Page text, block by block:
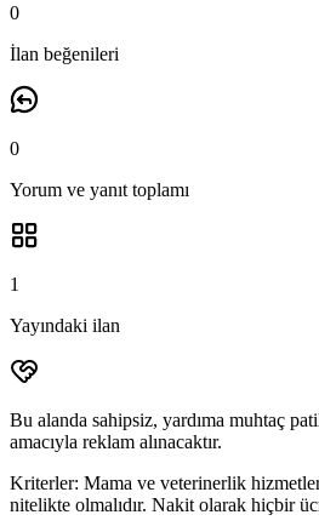
0
İlan beğenileri
0
Yorum ve yanıt toplamı
1
Yayındaki ilan
Bu alanda sahipsiz, yardıma muhtaç
amacıyla reklam alınacaktır.
Kriterler: Mama ve veterinerlik
nitelikte olmalıdır. Nakit olarak hiçbir